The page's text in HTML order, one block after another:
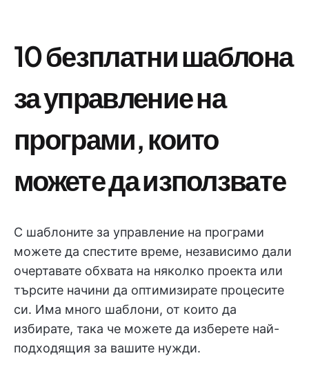
10 безплатни шаблона
за управление на
програми, които
можете да използвате
С шаблоните за управление на програми
можете да спестите време, независимо дали
очертавате обхвата на няколко проекта или
търсите начини да оптимизирате процесите
си. Има много шаблони, от които да
избирате, така че можете да изберете най-
подходящия за вашите нужди.